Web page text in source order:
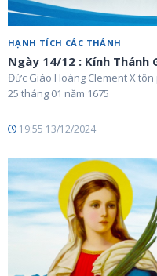
HẠNH TÍCH CÁC THÁNH
Ngày 14/12 : Kính Thánh
Đức Giáo Hoàng Clement X
25 tháng 01 năm 1675
19:55 13/12/2024